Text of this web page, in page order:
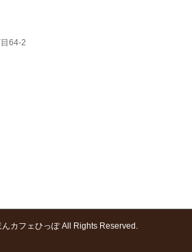
64-2
んカフェひっぽAll Rights Reserved.